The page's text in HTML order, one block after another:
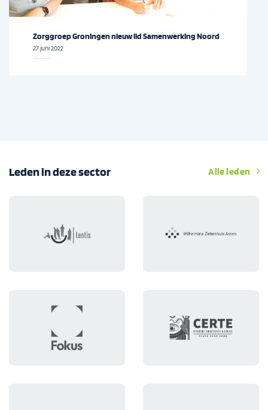
Zorggroep Groningen nieuw lid Samenwerking Noord
27 juni 2022
Leden in deze sector Alle leden